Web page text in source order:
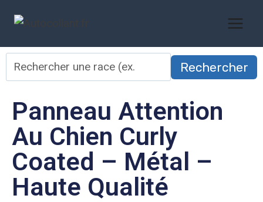
Rechercher
Panneau Attention
Au Chien Curly
Coated – Métal –
Haute Qualité